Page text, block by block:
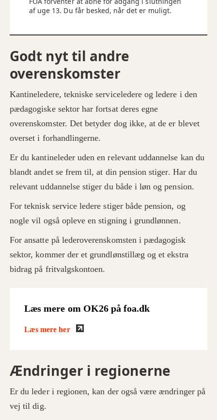
af uge 13. Du får besked, når det er muligt.
Godt nyt til andre
overenskomster
Kantineledere, tekniske serviceledere og ledere i den
pædagogiske sektor har fortsat deres egne
overenskomster. Det betyder dog ikke, at de er blevet
overset i forhandlingerne.
Er du kantineleder uden en relevant uddannelse kan du
blandt andet se frem til, at din pension stiger. Har du
relevant uddannelse stiger du både i løn og pension.
For teknisk service ledere stiger både pension, og
nogle vil også opleve en stigning i grundlønnen.
For ansatte på lederoverenskomsten i pædagogisk
sektor, kommer der et grundlønstillæg og et ekstra
bidrag på fritvalgskontoen.
Læs mere om OK26 på foa.dk
Læs mere her
Ændringer i regionerne
Er du leder i regionen, kan der også være ændringer på
vej til dig.